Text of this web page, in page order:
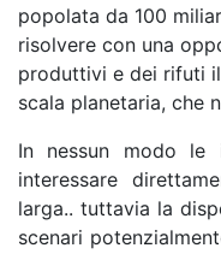
popolata da 100
risolvere con una
produttivi e dei rifuti
scala planetaria, che
In nessun modo le
interessare
larga.. tuttavia la
scenari